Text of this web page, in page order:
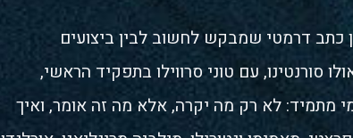
דרמטי שמבקש לחשוב לבין ביצועים
סורנטינו, עם טוני סרווילו בתפקיד הראשי,
מתמיד: לא רק מה יקרה, אלא מה זה אומר, ואיך